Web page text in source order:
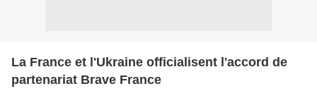
La France et l'Ukraine officialisent l'accord de
partenariat Brave France